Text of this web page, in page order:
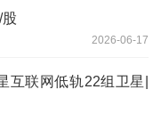
2026-06-17
互联网低轨22组卫星|